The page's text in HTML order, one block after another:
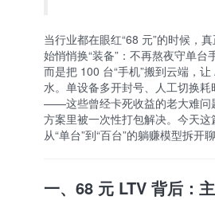
当行业都在眼红“68 元”的时候，
始悄悄换“装备”：不再熬夜守单台
而是把 100 台“手机”搬到云端，
水。单设备多开封号、人工切换
——这些曾经卡死收益的老大难问
方案里被一次性打包解决。今天
从“单台”到“百台”的躺赚模型拆开聊
一、68 元 LTV 背后：